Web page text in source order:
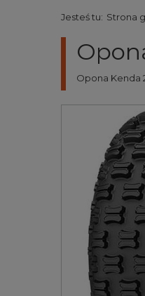
Jesteś tu: Strona
Opona Kenda